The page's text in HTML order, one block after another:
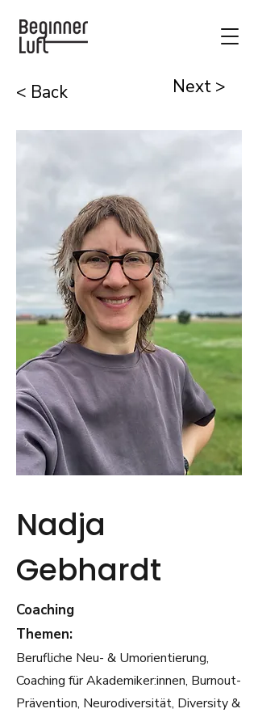
< Back Next >
Nadja
Gebhardt
Coaching
Themen:
Berufliche Neu- & Umorientierung,
Coaching für Akademiker:innen, Burnout-
Prävention, Neurodiversität, Diversity &